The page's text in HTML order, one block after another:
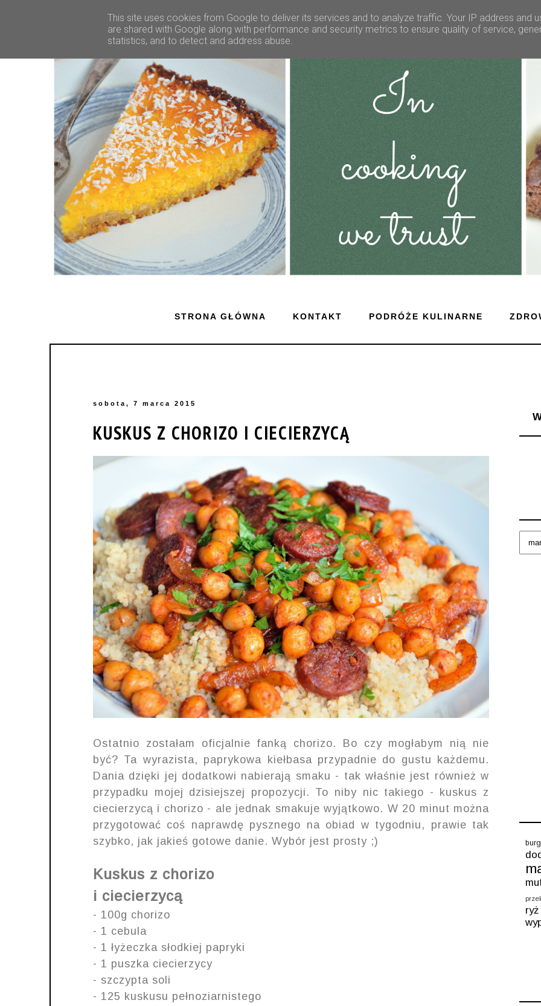
STRONA GŁÓWNA KONTAKT PODRÓŻE KULINARNE
sobota, 7 marca 2015
KUSKUS Z CHORIZO I CIECIERZYCĄ
Ostatnio zostałam oficjalnie fanką chorizo. Bo czy mogłabym nią nie
być? Ta wyrazista, paprykowa kiełbasa przypadnie do gustu każdemu.
Dania dzięki jej dodatkowi nabierają smaku - tak właśnie jest również w
przypadku mojej dzisiejszej propozycji. To niby nic takiego - kuskus z
ciecierzycą i chorizo - ale jednak smakuje wyjątkowo. W 20 minut można
przygotować coś naprawdę pysznego na obiad w tygodniu, prawie tak
szybko, jak jakieś gotowe danie. Wybór jest prosty ;)
Kuskus z chorizo
i ciecierzycą
- 100g chorizo
- 1 cebula
- 1 łyżeczka słodkiej papryki
- 1 puszka ciecierzycy
- szczypta soli
- 125 kuskusu pełnoziarnistego
ryż
This site uses cookies from Google to deliver its services and to analyze traffic. Your IP address and
are shared with Google along with performance and security metrics to ensure quality of service,
statistics, and to detect and address abuse.